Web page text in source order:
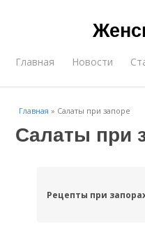
Главная Новости
Главная » Салаты при запоре
Салаты при
Рецепты при